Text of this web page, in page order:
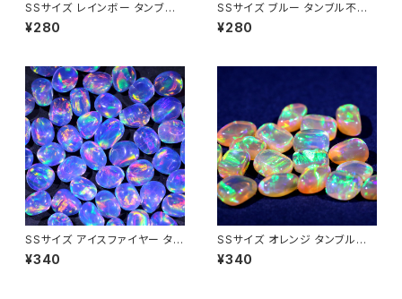
SSサイズ レインボー タンブル
不定形人工オパール1個 - 耐熱
ガラス / ボロシリケイトガラス
¥280
SSサイズ ブルー タンブル不定
形人工オパール1個 - 耐熱ガラ
ス / ボロシリケイトガラス（COE
¥280
SSサイズ アイスファイヤー タン
ブル不定形人工オパール1個 -
耐熱ガラス / ボロシリケイトガラ
¥340
SSサイズ オレンジ タンブル不
定形人工オパール1個 - 耐熱ガ
ラス / ボロシリケイトガラス（C
¥340